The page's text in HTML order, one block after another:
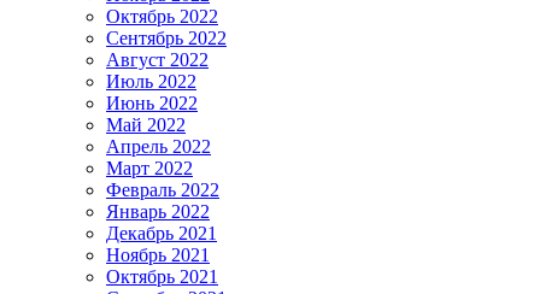
Октябрь 2022
Сентябрь 2022
Август 2022
Июль 2022
Июнь 2022
Май 2022
Апрель 2022
Март 2022
Февраль 2022
Январь 2022
Декабрь 2021
Ноябрь 2021
Октябрь 2021